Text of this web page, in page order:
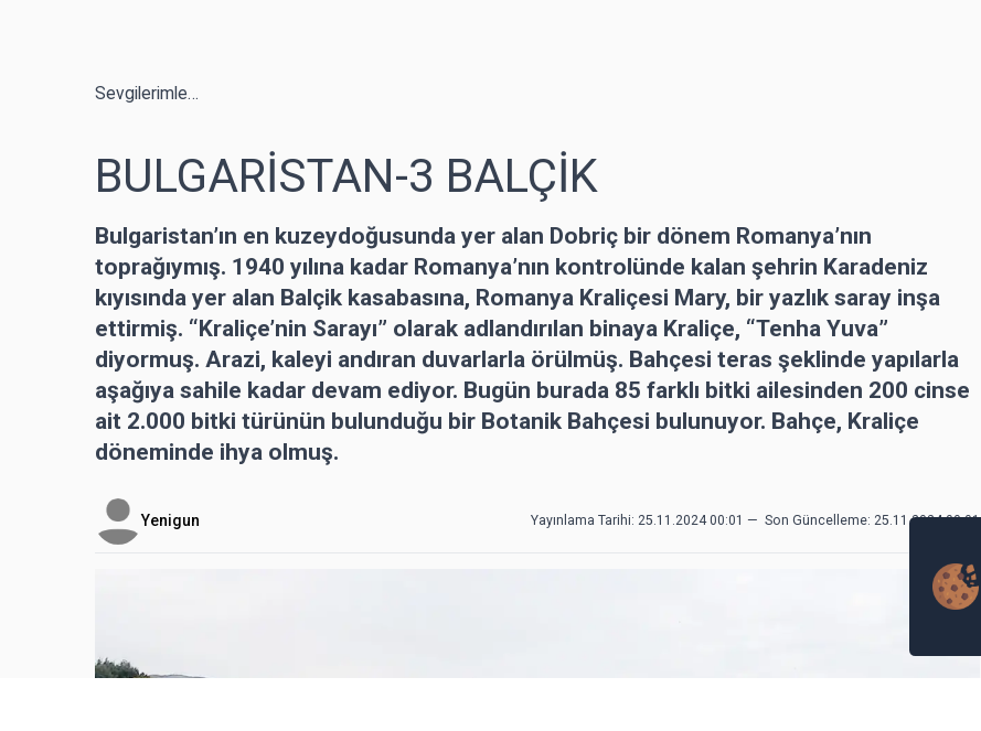
Sevgilerimle…
BULGARİSTAN-3 BALÇİK
Bulgaristan’ın en kuzeydoğusunda yer alan Dobriç bir dönem Romanya’nın
toprağıymış. 1940 yılına kadar Romanya’nın kontrolünde kalan şehrin Karadeniz
kıyısında yer alan Balçik kasabasına, Romanya Kraliçesi Mary, bir yazlık saray inşa
ettirmiş. “Kraliçe’nin Sarayı” olarak adlandırılan binaya Kraliçe, “Tenha Yuva”
diyormuş. Arazi, kaleyi andıran duvarlarla örülmüş. Bahçesi teras şeklinde yapılarla
aşağıya sahile kadar devam ediyor. Bugün burada 85 farklı bitki ailesinden 200 cinse
ait 2.000 bitki türünün bulunduğu bir Botanik Bahçesi bulunuyor. Bahçe, Kraliçe
döneminde ihya olmuş.
Yenigun Yayınlama Tarihi: 25.11.2024 00:01 — Son Güncelleme: 25.11.2024 00:01